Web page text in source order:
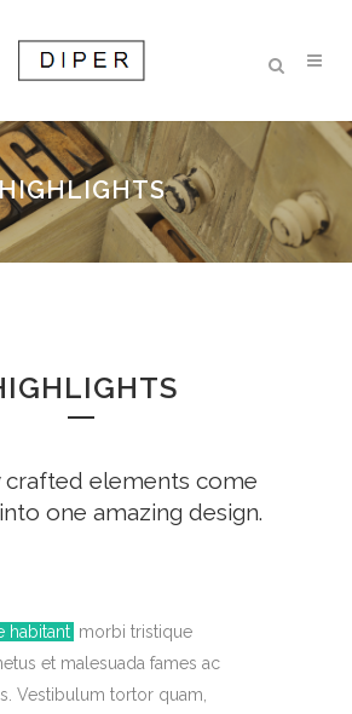
crafted elements come
one amazing design.
habitant morbi tristique
et malesuada fames ac
Vestibulum tortor quam,